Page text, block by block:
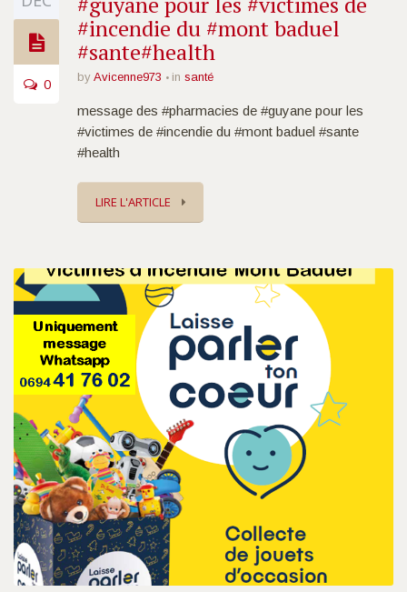
0
#incendie du #mont baduel
#sante#health
by Avicenne973 in santé
message des #pharmacies de #guyane pour les
#victimes de #incendie du #mont baduel #sante
#health
LIRE L'ARTICLE